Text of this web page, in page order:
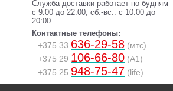
Служба доставки работает по будням
с 9:00 до 22:00, сб.-вс.: с 10:00 до
20:00.
Контактные телефоны:
+375 33 636-29-58 (мтс)
+375 29 106-66-80 (A1)
+375 25 948-75-47 (life)